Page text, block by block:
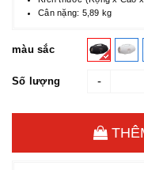
Cân nặng: 5,89 kg
màu sắc
Số lượng -